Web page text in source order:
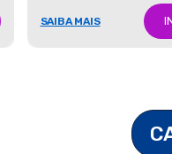
SAIBA MAIS